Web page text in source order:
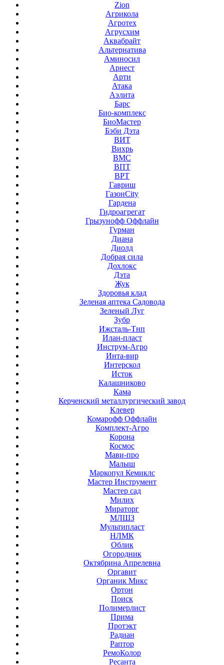
Zion
Агрикола
Агротех
Агрусхим
Аквабрайт
Альтернатива
Аминосил
Арнест
Арти
Атака
Аэлита
Барс
Био-комплекс
БиоМастер
Бэби Дэта
ВИТ
Вихрь
ВМС
ВПТ
ВРТ
Гавриш
ГазонCity
Гардена
Гидроагрегат
Грызунофф Оффлайн
Гурман
Диана
Диолд
Добрая сила
Дохлокс
Дэта
Жук
Здоровья клад
Зеленая аптека Садовода
Зеленый Луг
Зубр
Ижсталь-Тнп
Илан-пласт
Инструм-Агро
Инта-вир
Интерскол
Исток
Калашниково
Кама
Керченский металлургический завод
Клевер
Комарофф Оффлайн
Комплект-Агро
Корона
Космос
Мави-про
Малыш
Маркопул Кемиклс
Мастер Инструмент
Мастер сад
Милих
Мираторг
МЛШЗ
Мультипласт
НЛМК
Облик
Огородник
Октябрина Апрелевна
Оргавит
Органик Микс
Ортон
Поиск
Полимерлист
Прима
Протэкт
Радиан
Раптор
РемоКолор
Ресанта